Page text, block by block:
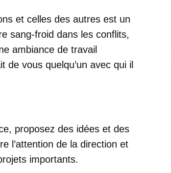
et celles des autres est un
sang-froid dans les conflits,
ambiance de travail
de vous quelqu’un avec qui il
proposez des idées et des
l’attention de la direction et
importants.